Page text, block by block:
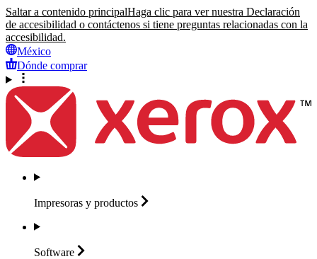
Saltar a contenido principalHaga clic para ver nuestra Declaración
de accesibilidad o contáctenos si tiene preguntas relacionadas con la
accesibilidad.
México
Dónde comprar
Impresoras y productos
Software